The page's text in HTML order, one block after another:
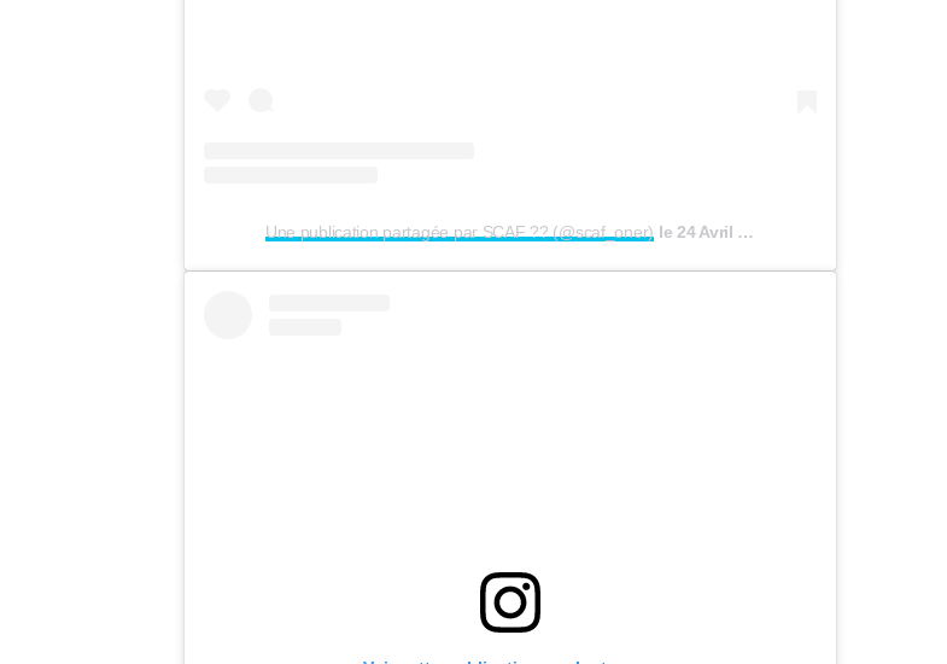
Une publication partagée par SCAF ?? (@scaf_oner) le 24 Avril 2020 à 6 :38 PDT